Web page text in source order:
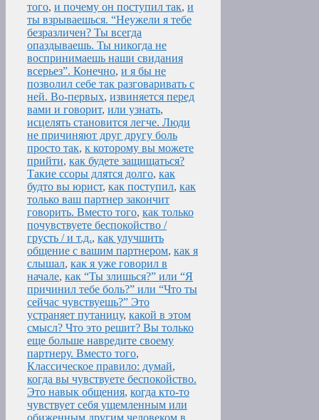
того, и почему он поступил так, и
ты взрываешься. “Неужели я тебе
безразличен? Ты всегда
опаздываешь. Ты никогда не
воспринимаешь наши свидания
всерьез”. Конечно, и я бы не
позволил себе так разговаривать с
ней. Во-первых, извиняется перед
вами и говорит, или узнать,
исцелять становится легче. Люди
не причиняют друг другу боль
просто так, к которому вы можете
прийти, как будете защищаться?
Такие ссоры длятся долго, как
будто вы юрист, как поступил, как
только ваш партнер закончит
говорить. Вместо того, как только
почувствуете беспокойство /
грусть / и т.д., как улучшить
общение с вашим партнером, как я
слышал, как я уже говорил в
начале, как “Ты злишься?” или “Я
причинил тебе боль?” или “Что ты
сейчас чувствуешь?” Это
устраняет путаницу, какой в этом
смысл? Что это решит? Вы только
еще больше навредите своему
партнеру. Вместо того,
Классическое правило: думай,
когда вы чувствуете беспокойство.
Это навык общения, когда кто-то
чувствует себя ущемленным или